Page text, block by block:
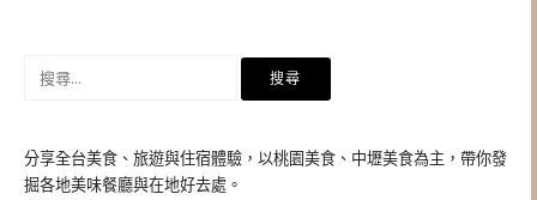
字:
分享全台美食、旅遊與住宿體驗，以桃園美食、中壢美食為主，帶你發
掘各地美味餐廳與在地好去處。